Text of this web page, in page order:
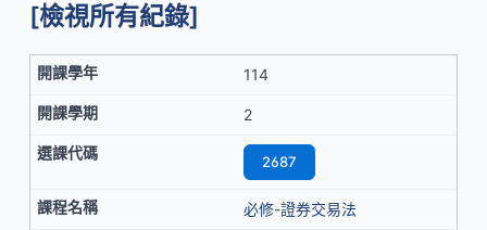
[檢視所有紀錄]
114
2
2687
必修-證券交易法